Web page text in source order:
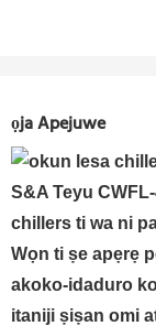
ọja Apejuwe
S&A Teyu
chillers ti wa ni
Wọn ti ṣe apẹrẹ
akoko-idaduro
itaniji ṣiṣan omi